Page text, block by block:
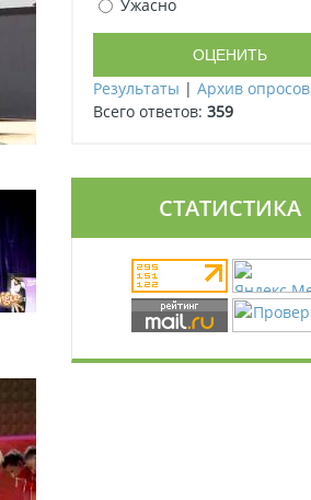
Ужасно
Результаты | Архив опросов
Всего ответов: 359
СТАТИСТИКА